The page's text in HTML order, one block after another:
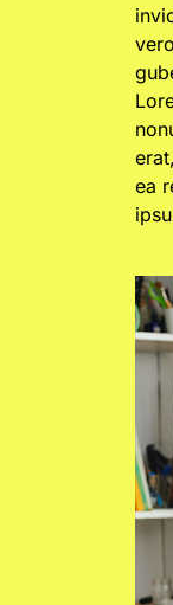
ea